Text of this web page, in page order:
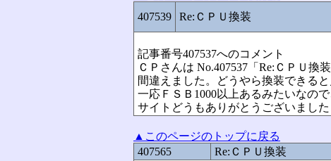
407539
Re:ＣＰＵ換装
記事番号407537へのコメント
ＣＰさんは No.407537「Re:ＣＰＵ換
間違えました。どうやら換装できる
一応ＦＳＢ1000以上あるみたいなの
サイトどうもありがとうございました
▲このページのトップに戻る
407565
Re:ＣＰＵ換装